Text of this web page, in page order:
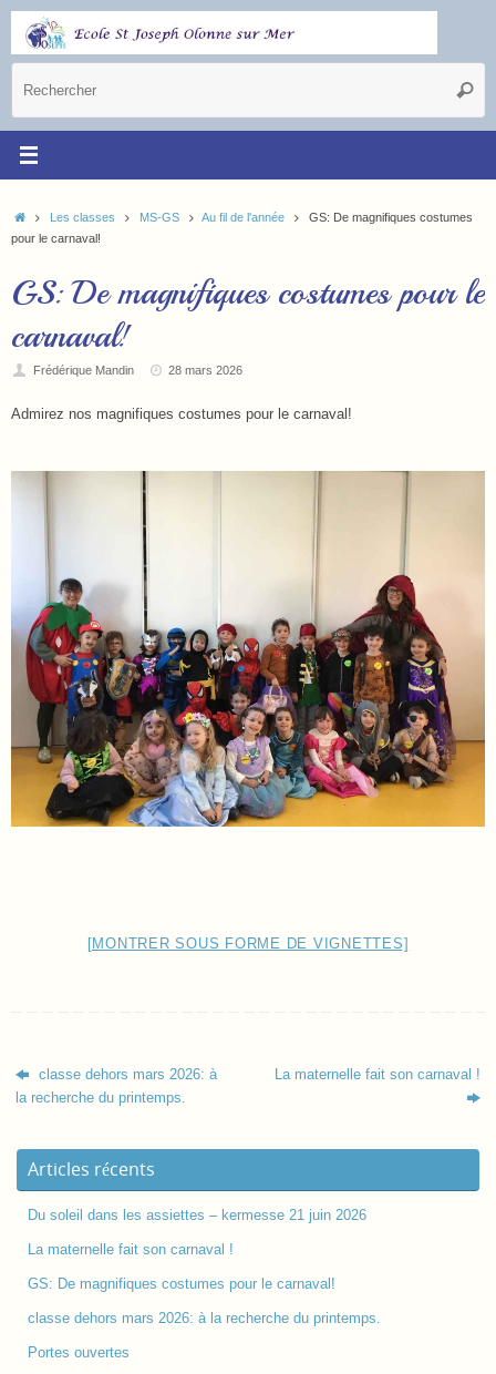
Les classes MS-GS Au fil de l'année
GS: De magnifiques costumes
pour le carnaval!
GS: De magnifiques costumes pour le
carnaval!
Frédérique Mandin 28 mars 2026
Admirez nos magnifiques costumes pour le carnaval!
[MONTRER SOUS FORME DE VIGNETTES]
classe dehors mars 2026: à
la recherche du printemps.
La maternelle fait son carnaval !
Articles récents
Du soleil dans les assiettes – kermesse 21 juin 2026
La maternelle fait son carnaval !
GS: De magnifiques costumes pour le carnaval!
classe dehors mars 2026: à la recherche du printemps.
Portes ouvertes